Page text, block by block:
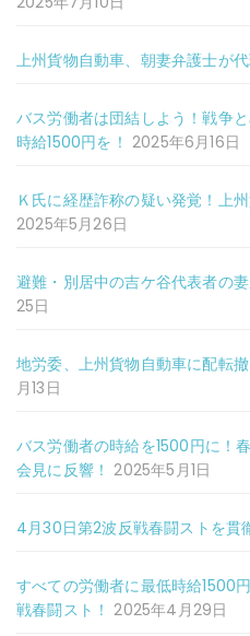
上州貨物自動車、朝妻弁護士が代
バス労働者は団結しよう！戦争
時給1500円を！ 2025年6月16日
Ｋ氏に経歴詐称の疑い発覚！上
2025年5月26日
避難・別居中の吉ケ谷代表者の
25日
地労委、上州貨物自動車に配転
月13日
バス労働者の時給を1500円に！
会見に反響！ 2025年5月1日
4月30日第2波反戦春闘ストを貫
すべての労働者に最低時給1500
戦春闘スト！ 2025年4月29日